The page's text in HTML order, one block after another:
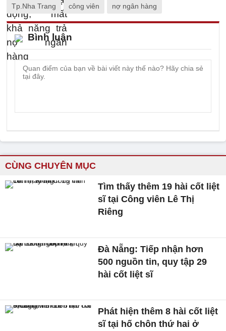
Tp.Nha Trang công viên nợ ngân hàng
Bình luận
CÙNG CHUYÊN MỤC
Tìm thấy thêm 19 hài cốt liệt
sĩ tại Công viên Lê Thị
Riêng
Đà Nẵng: Tiếp nhận hơn
500 nguồn tin, quy tập 29
hài cốt liệt sĩ
Phát hiện thêm 8 hài cốt liệt
sĩ tại hố chôn thứ hai ở